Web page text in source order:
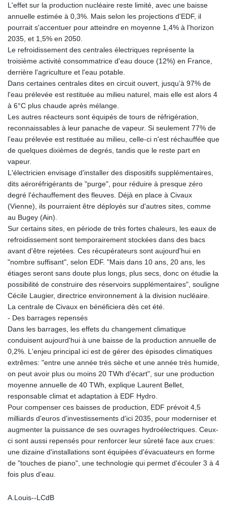
LYD 7.358934
MAD 10.774363
MDL 20.102535
MKD 61.708483
MMK 2427.395773
MNT 4157.558143
MOP 9.341598
MRU 46.473418
MUR 54.420371
MVR 17.874501
MWK 2004.537163
MXN 19.809677
MYR 4.729001
NAD 18.780552
NGN 1577.519501
NIO 42.541205
NOK 10.981266
NZD 1.961655
OMR 0.444533
PAB 1.155994
PEN 3.915024
PGK 5.108776
PHP 70.28003
PKR 320.93685
PLN 4.299776
QAR 4.225923
RON 5.25054
RSD 117.323733
RUB 95.127146
RWF 1699.865164
SAR 4.370505
SBD 9.328213
SCR 16.756231
SDG 694.271725
SEK 10.952356
SGD 1.478142
SLE 28.445505
SOS 660.690956
L'effet sur la production nucléaire reste limité, avec une baisse
annuelle estimée à 0,3%. Mais selon les projections d'EDF, il
pourrait s'accentuer pour atteindre en moyenne 1,4% à l'horizon
2035, et 1,5% en 2050.
Le refroidissement des centrales électriques représente la
troisième activité consommatrice d'eau douce (12%) en France,
derrière l'agriculture et l'eau potable.
Dans certaines centrales dites en circuit ouvert, jusqu’à 97% de
l'eau prélevée est restituée au milieu naturel, mais elle est alors 4
à 6°C plus chaude après mélange.
Les autres réacteurs sont équipés de tours de réfrigération,
reconnaissables à leur panache de vapeur. Si seulement 77% de
l'eau prélevée est restituée au milieu, celle-ci n'est réchauffée que
de quelques dixièmes de degrés, tandis que le reste part en
vapeur.
L'électricien envisage d'installer des dispositifs supplémentaires,
dits aéroréfrigérants de "purge", pour réduire à presque zéro
degré l'échauffement des fleuves. Déjà en place à Civaux
(Vienne), ils pourraient être déployés sur d'autres sites, comme
au Bugey (Ain).
Sur certains sites, en période de très fortes chaleurs, les eaux de
refroidissement sont temporairement stockées dans des bacs
avant d'être rejetées. Ces récupérateurs sont aujourd'hui en
"nombre suffisant", selon EDF. "Mais dans 10 ans, 20 ans, les
étiages seront sans doute plus longs, plus secs, donc on étudie la
possibilité de construire des réservoirs supplémentaires", souligne
Cécile Laugier, directrice environnement à la division nucléaire.
La centrale de Civaux en bénéficiera dès cet été.
- Des barrages repensés
Dans les barrages, les effets du changement climatique
conduisent aujourd'hui à une baisse de la production annuelle de
0,2%. L'enjeu principal ici est de gérer des épisodes climatiques
extrêmes: "entre une année très sèche et une année très humide,
on peut avoir plus ou moins 20 TWh d'écart", sur une production
moyenne annuelle de 40 TWh, explique Laurent Bellet,
responsable climat et adaptation à EDF Hydro.
Pour compenser ces baisses de production, EDF prévoit 4,5
milliards d'euros d'investissements d'ici 2035, pour moderniser et
augmenter la puissance de ses ouvrages hydroélectriques. Ceux-
ci sont aussi repensés pour renforcer leur sûreté face aux crues:
une dizaine d'installations sont équipées d'évacuateurs en forme
de "touches de piano", une technologie qui permet d'écouler 3 à 4
fois plus d'eau.
A.Louis--LCdB